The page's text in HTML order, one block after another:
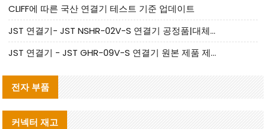
CLIFF에 따른 국산 연결기 테스트 기준 업데이트
JST 연결기- JST NSHR-02V-S 연결기 공정품|대체품 제공
JST 연결기 - JST GHR-09V-S 연결기 원본 제품 제공 | 대체품 제공
전자 부품
커넥터 재고